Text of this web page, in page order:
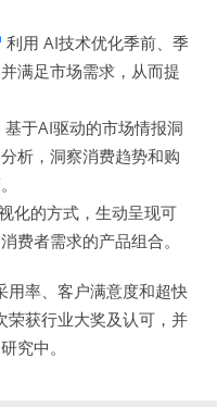
利用 AI技术优化季前、季
满足市场需求，从而提
基于AI驱动的市场情报洞
析，洞察消费趋势和购
化的方式，生动呈现可
费者需求的产品组合。
用率、客户满意度和超快
荣获行业大奖及认可，并
究中。